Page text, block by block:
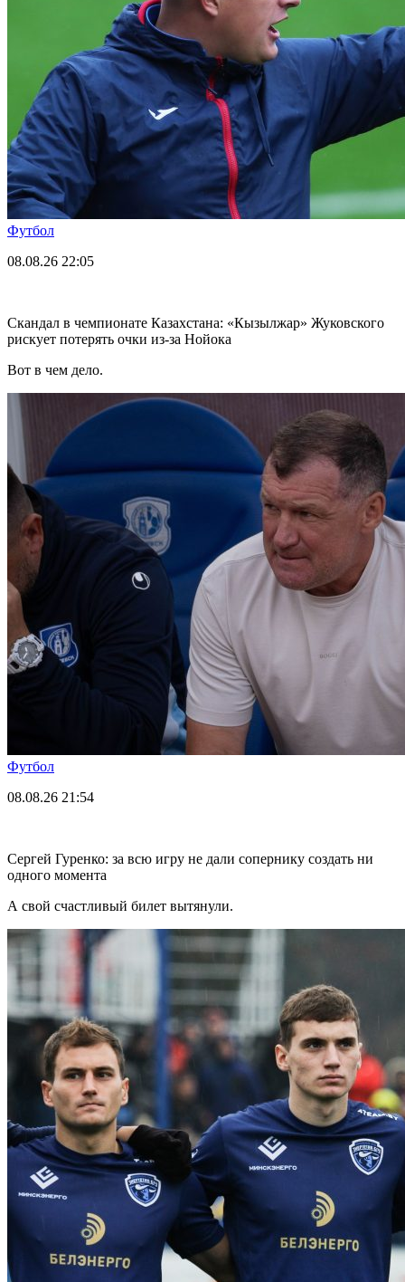
Футбол
08.08.26 22:05
Скандал в чемпионате Казахстана: «Кызылжар» Жуковского
рискует потерять очки из-за Нойока
Вот в чем дело.
Футбол
08.08.26 21:54
Сергей Гуренко: за всю игру не дали сопернику создать ни
одного момента
А свой счастливый билет вытянули.